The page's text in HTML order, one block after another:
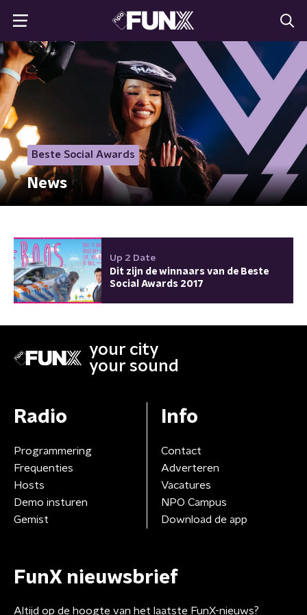
Beste Social Awards
News
Up 2 Date
Dit zijn de winnaars van de Beste
Social Awards 2017
your city
your sound
Radio
Programmering
Frequenties
Hosts
Demo insturen
Gemist
Info
Contact
Adverteren
Vacatures
NPO Campus
Download de app
FunX nieuwsbrief
Altijd op de hoogte van het laatste FunX-nieuws?